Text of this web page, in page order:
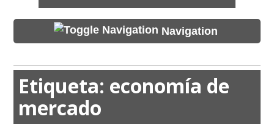
Navigation
Etiqueta: economía de
mercado